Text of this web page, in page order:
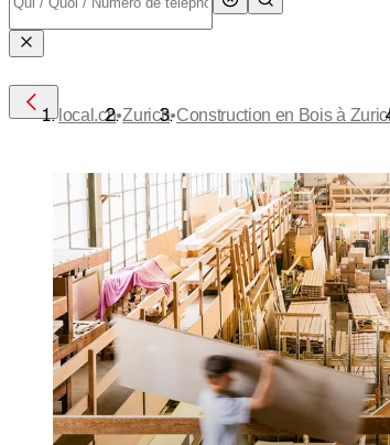
local.ch•Zurich•Construction en Bois à